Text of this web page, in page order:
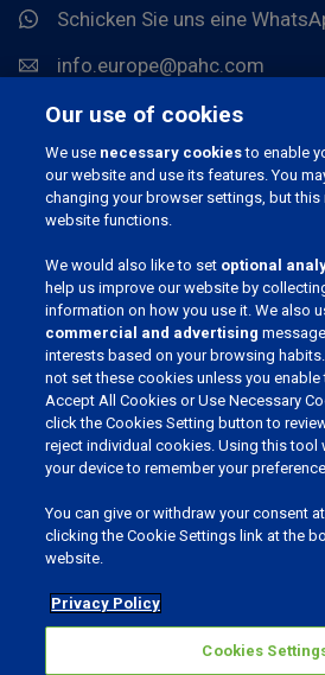
Schicken Sie uns eine
info.europe@pahc.com
Chemin du Stocquoy 3, 1300
WERDEN SIE TEIL UNSERER
SPRACHE WÄHLEN
Cookies Settings
Realisierung: Bureau Bright
Our use of cookies
We use necessary cookiesto enable
our website and use its features. You
changing your browser settings, but
website functions.
We would also like to set optional
help us improve our website by
information on how you use it. We also
commercial and advertising
interests based on your browsing habits.
not set these cookies unless you enable
Accept All Cookies or Use Necessary
click the Cookies Setting button to
reject individual cookies. Using this tool
your device to remember your
You can give or withdraw your consent
clicking the Cookie Settings link at the
website.
Privacy Policy
Cookies